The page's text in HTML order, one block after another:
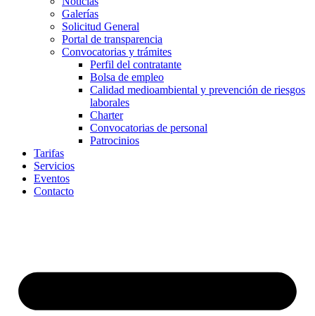
Galerías
Solicitud General
Portal de transparencia
Convocatorias y trámites
Perfil del contratante
Bolsa de empleo
Calidad medioambiental y prevención de riesgos
laborales
Charter
Convocatorias de personal
Patrocinios
Tarifas
Servicios
Eventos
Contacto